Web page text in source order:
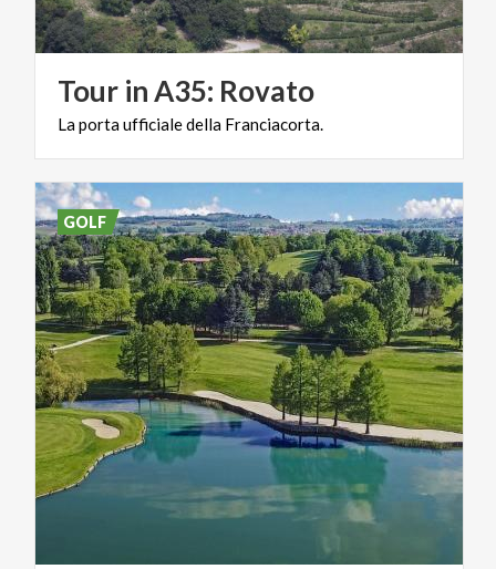
Tour inA35: Rovato
Laportaufficialedella Franciacorta.
GOLF